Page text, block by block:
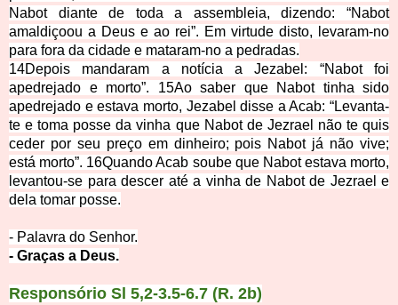
Nabot diante de toda a assembleia, dizendo: “Nabot
amaldiçoou a Deus e ao rei”. Em virtude disto, levaram-no
para fora da cidade e mataram-no a pedradas.
14Depois mandaram a notícia a Jezabel: “Nabot foi
apedrejado e morto”. 15Ao saber que Nabot tinha sido
apedrejado e estava morto, Jezabel disse a Acab: “Levanta-
te e toma posse da vinha que Nabot de Jezrael não te quis
ceder por seu preço em dinheiro; pois Nabot já não vive;
está morto”. 16Quando Acab soube que Nabot estava morto,
levantou-se para descer até a vinha de Nabot de Jezrael e
dela tomar posse.
- Palavra do Senhor.
- Graças a Deus.
Responsório Sl 5,2-3.5-6.7 (R. 2b)